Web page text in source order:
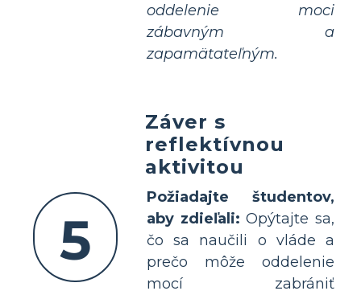
oddelenie moci
zábavným a
zapamätateľným.
5
Záver s
reflektívnou
aktivitou
Požiadajte študentov,
aby zdieľali: Opýtajte sa,
čo sa naučili o vláde a
prečo môže oddelenie
mocí zabrániť